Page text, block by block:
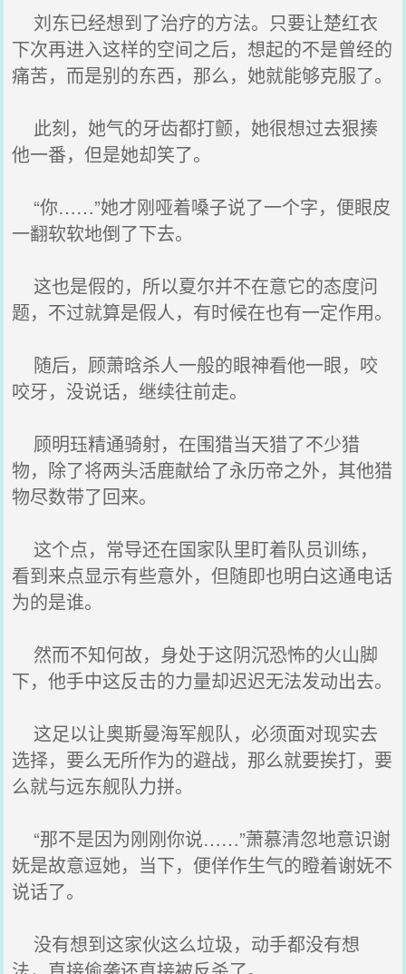
刘东已经想到了治疗的方法。只要让楚红衣
下次再进入这样的空间之后，想起的不是曾经的
痛苦，而是别的东西，那么，她就能够克服了。
此刻，她气的牙齿都打颤，她很想过去狠揍
他一番，但是她却笑了。
“你……”她才刚哑着嗓子说了一个字，便眼皮
一翻软软地倒了下去。
这也是假的，所以夏尔并不在意它的态度问
题，不过就算是假人，有时候在也有一定作用。
随后，顾萧晗杀人一般的眼神看他一眼，咬
咬牙，没说话，继续往前走。
顾明珏精通骑射，在围猎当天猎了不少猎
物，除了将两头活鹿献给了永历帝之外，其他猎
物尽数带了回来。
这个点，常导还在国家队里盯着队员训练，
看到来点显示有些意外，但随即也明白这通电话
为的是谁。
然而不知何故，身处于这阴沉恐怖的火山脚
下，他手中这反击的力量却迟迟无法发动出去。
这足以让奥斯曼海军舰队，必须面对现实去
选择，要么无所作为的避战，那么就要挨打，要
么就与远东舰队力拼。
“那不是因为刚刚你说……”萧慕清忽地意识谢
妩是故意逗她，当下，便佯作生气的瞪着谢妩不
说话了。
没有想到这家伙这么垃圾，动手都没有想